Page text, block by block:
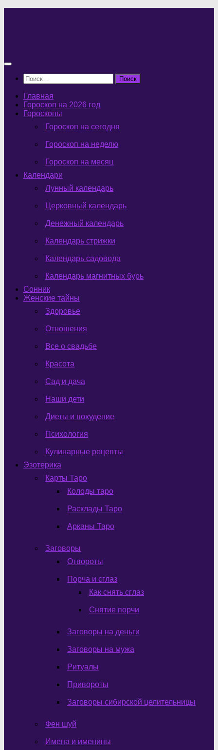
Найти:
Главная
Гороскоп на 2026 год
Гороскопы
Гороскоп на сегодня
Гороскоп на неделю
Гороскоп на месяц
Календари
Лунный календарь
Церковный календарь
Денежный календарь
Календарь стрижки
Календарь садовода
Календарь магнитных бурь
Сонник
Женские тайны
Здоровье
Отношения
Все о свадьбе
Красота
Сад и дача
Наши дети
Диеты и похудение
Психология
Кулинарные рецепты
Эзотерика
Карты Таро
Колоды таро
Расклады Таро
Арканы Таро
Заговоры
Отвороты
Порча и сглаз
Как снять сглаз
Снятие порчи
Заговоры на деньги
Заговоры на мужа
Ритуалы
Привороты
Заговоры сибирской целительницы
Фен шуй
Имена и именины